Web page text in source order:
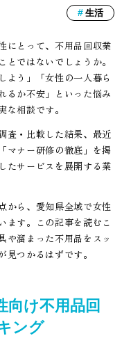
生活
にとって、不用品回収業
ではないでしょうか。
よう」「女性の一人暮ら
るか不安」といった悩み
相談です。
査・比較した結果、最近
マナー研修の徹底」を掲
たサービスを展開する業
から、愛知県全域で女性
ます。この記事を読むこ
や溜まった不用品をスッ
つかるはずです。
向け不用品回
ング